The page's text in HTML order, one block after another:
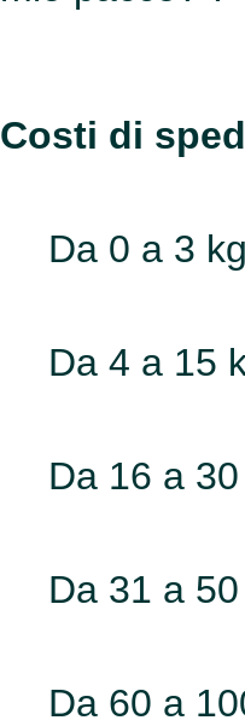
Costi di
Da 0 a 3
Da 4 a 15
Da 16 a
Da 31 a
Da 60 a